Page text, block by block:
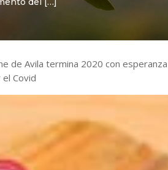
de Avila termina 2020 con
Covid